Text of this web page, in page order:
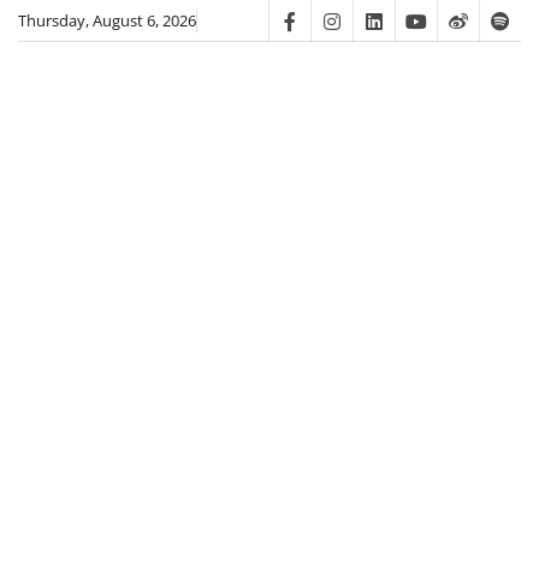
SkipThursday, August 6, 2026 FacebookInstagram
LinkedinYoutube
Weibo